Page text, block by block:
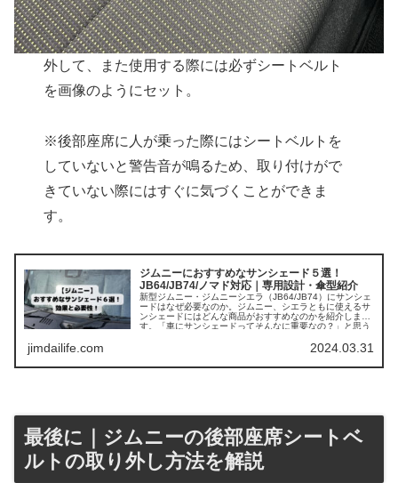
外して、また使用する際には必ずシートベルト
を画像のようにセット。
※後部座席に人が乗った際にはシートベルトを
していないと警告音が鳴るため、取り付けがで
きていない際にはすぐに気づくことができま
す。
ジムニーにおすすめなサンシェード５選！
JB64/JB74/ノマド対応｜専用設計・傘型紹介
新型ジムニー・ジムニーシエラ（JB64/JB74）にサンシェ
ードはなぜ必要なのか。ジムニー、シエラともに使えるサ
ンシェードにはどんな商品がおすすめなのかを紹介しま
す。「車にサンシェードってそんなに重要なの？」と思う
jimdailife.com 2024.03.31
最後に｜ジムニーの後部座席シートベ
ルトの取り外し方法を解説